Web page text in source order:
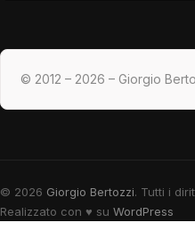
© 2012 – 2026 – Giorgio
© 2026 Giorgio Bertozzi. Tutti i
Realizzato con ♥ su WordPress